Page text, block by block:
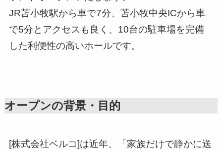
JR苫小牧駅から車で7分、苫小牧中央ICから車
で5分とアクセスも良く、10台の駐車場を完備
した利便性の高いホールです。
オープンの背景・目的
[株式会社ベルコ]は近年、「家族だけで静かに送